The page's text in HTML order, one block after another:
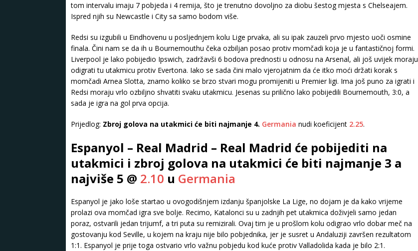
tom intervalu imaju 7 pobjeda i 4 remija, što je trenutno dovoljno za diobu šestog mjesta s Chelseajem.
Ispred njih su Newcastle i City sa samo bodom više.
Redsi su izgubili u Eindhovenu u posljednjem kolu Lige prvaka, ali su ipak zauzeli prvo mjesto uoči osmine
finala. Čini nam se da ih u Bournemouthu čeka ozbiljan posao protiv momčadi koja je u fantastičnoj formi.
Liverpool je lako pobijedio Ipswich, zadržavši 6 bodova prednosti u odnosu na Arsenal, ali još uvijek moraju
odigrati tu utakmicu protiv Evertona. Iako se sada čini malo vjerojatnim da će itko moći držati korak s
momčadi Arnea Slotta, znamo koliko se brzo stvari mogu promijeniti u Premier ligi. Ima još puno za igrati i
Redsi moraju vrlo ozbiljno shvatiti svaku utakmicu. Jesenas su prilično lako pobijedili Bournemouth, 3:0, a
sada je igra na gol prva opcija.
Prijedlog: Zbroj golova na utakmici će biti najmanje 4. Germania nudi koeficijent 2.25.
Espanyol – Real Madrid – Real Madrid će pobijediti na
utakmici i zbroj golova na utakmici će biti najmanje 3 a
najviše 5 @ 2.10 u Germania
Espanyol je jako loše startao u ovogodišnjem izdanju španjolske La Lige, no dojam je da kako vrijeme
prolazi ova momčad igra sve bolje. Recimo, Katalonci su u zadnjih pet utakmica doživjeli samo jedan
poraz, ostvarili jedan trijumf, a tri puta su remizirali. Ovaj tim je u prošlom kolu odigrao vrlo dobar meč na
gostovanju kod Seville, u kojem na kraju nije bilo pobjednika, jer je susret u Andaluziji završen rezultatom
1:1. Espanyol je prije toga ostvario vrlo važnu pobjedu kod kuće protiv Valladolida kada je bilo 2:1.